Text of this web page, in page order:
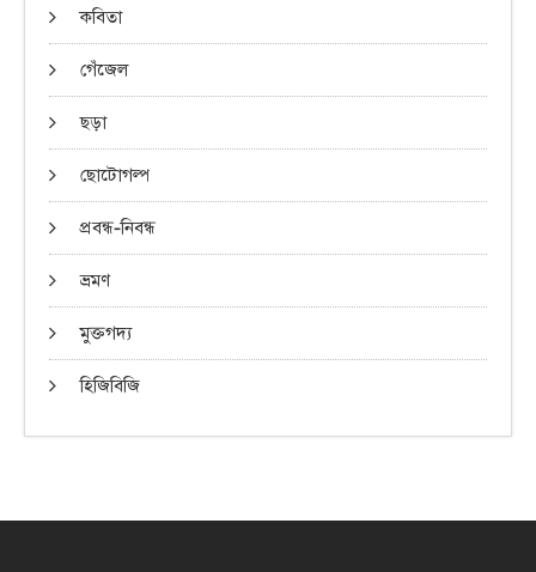
কবিতা
গেঁজেল
ছড়া
ছোটোগল্প
প্রবন্ধ-নিবন্ধ
ভ্রমণ
মুক্তগদ্য
হিজিবিজি